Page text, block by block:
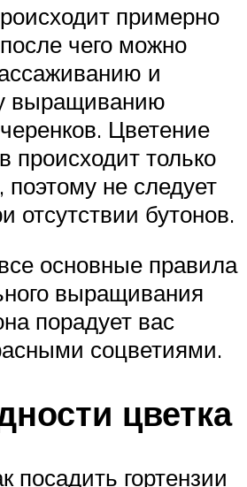
примерно
чего можно
и
выращиванию
Цветение
происходит только
поэтому не следует
отсутствии бутонов.
основные правила
выращивания
порадует вас
соцветиями.
цветка
посадить гортензии